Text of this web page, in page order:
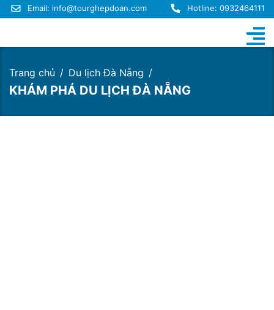
Email: info@tourghepdoan.com Hotline: 0932464111
Trang chủ Du lịch Đà Nẵng
KHÁM PHÁ DU LỊCH ĐÀ NẴNG